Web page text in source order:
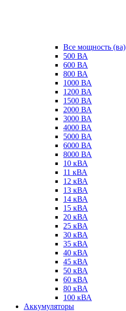
Все мощность (ва)
500 ВА
600 ВА
800 ВА
1000 ВА
1200 ВА
1500 ВА
2000 ВА
3000 ВА
4000 ВА
5000 ВА
6000 ВА
8000 ВА
10 кВА
11 кВА
12 кВА
13 кВА
14 кВА
15 кВА
20 кВА
25 кВА
30 кВА
35 кВА
40 кВА
45 кВА
50 кВА
60 кВА
80 кВА
100 кВА
Аккумуляторы